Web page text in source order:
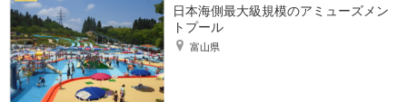
日本海側最大級規模のアミューズメン
トプール
富山県